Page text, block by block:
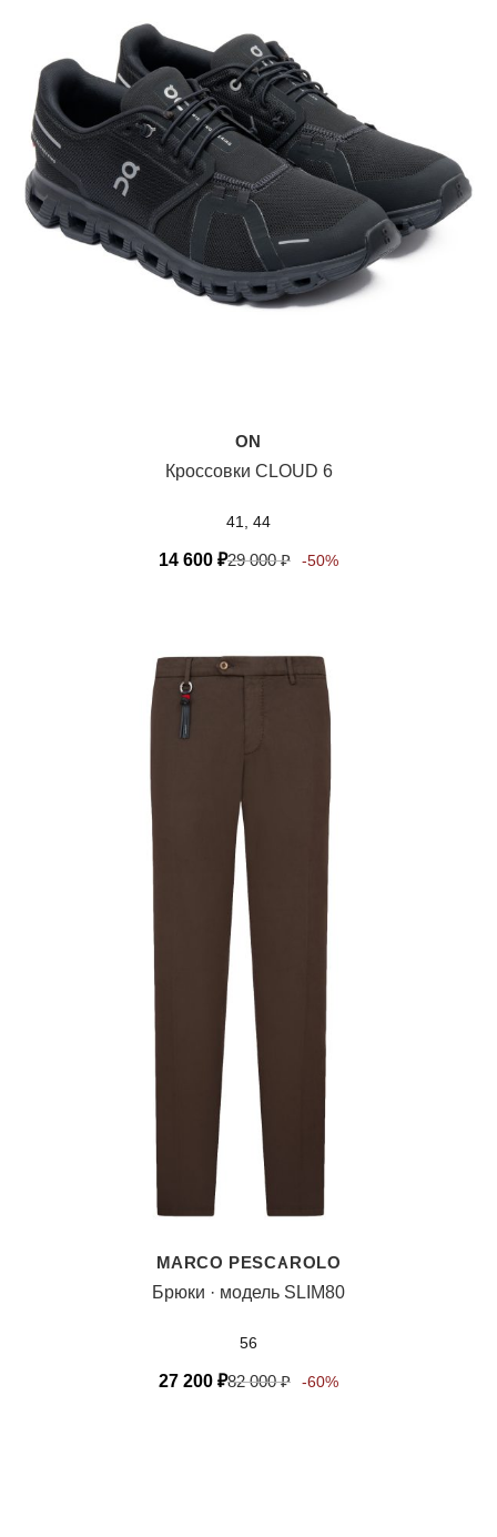
ON
Кроссовки CLOUD 6
41, 44
14 600 ₽29 000₽ -50%
MARCO PESCAROLO
Брюки · модель SLIM80
56
27 200 ₽82 000₽ -60%